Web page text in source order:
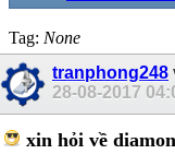
Tag: None
tranphong248
28-08-2017
xin hỏi về